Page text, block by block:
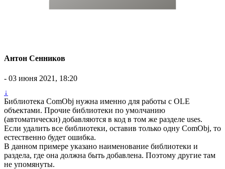
Антон Сенников
- 03 июня 2021, 18:20
↓
Библиотека ComObj нужна именно для работы с OLE
объектами. Прочие библиотеки по умолчанию
(автоматически) добавляются в код в том же разделе uses.
Если удалить все библиотеки, оставив только одну ComObj, то
естественно будет ошибка.
В данном примере указано наименование библиотеки и
раздела, где она должна быть добавлена. Поэтому другие там
не упомянуты.